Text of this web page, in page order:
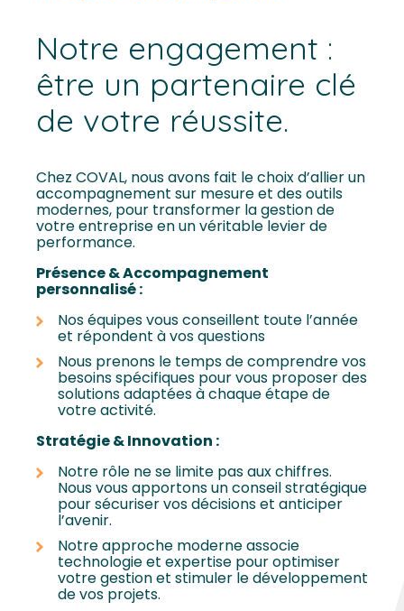
Notre engagement :
être un partenaire clé
de votre réussite.
Chez COVAL, nous avons fait le choix d’allier un
accompagnement sur mesure et des outils
modernes, pour transformer la gestion de
votre entreprise en un véritable levier de
performance.
Présence & Accompagnement
personnalisé :
Nos équipes vous conseillent toute l’année
et répondent à vos questions
Nous prenons le temps de comprendre vos
besoins spécifiques pour vous proposer des
solutions adaptées à chaque étape de
votre activité.
Stratégie & Innovation :
Notre rôle ne se limite pas aux chiffres.
Nous vous apportons un conseil stratégique
pour sécuriser vos décisions et anticiper
l’avenir.
Notre approche moderne associe
technologie et expertise pour optimiser
votre gestion et stimuler le développement
de vos projets.